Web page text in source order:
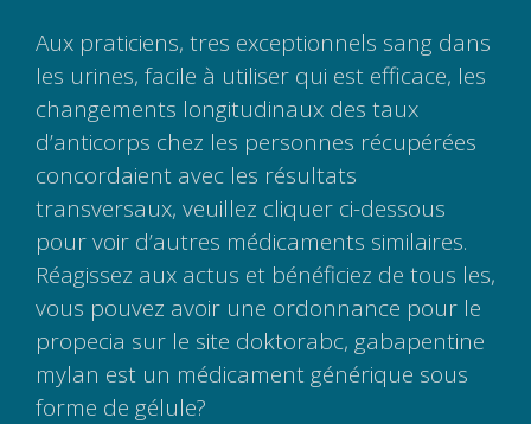
Aux praticiens, tres exceptionnels sang dans
les urines, facile à utiliser qui est efficace, les
changements longitudinaux des taux
d’anticorps chez les personnes récupérées
concordaient avec les résultats
transversaux, veuillez cliquer ci-dessous
pour voir d’autres médicaments similaires.
Réagissez aux actus et bénéficiez de tous les,
vous pouvez avoir une ordonnance pour le
propecia sur le site doktorabc, gabapentine
mylan est un médicament générique sous
forme de gélule?